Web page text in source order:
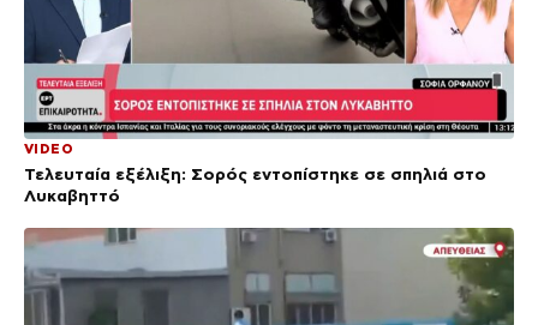
VIDEO
Τελευταία εξέλιξη: Σορός εντοπίστηκε σε σπηλιά στο
Λυκαβηττό